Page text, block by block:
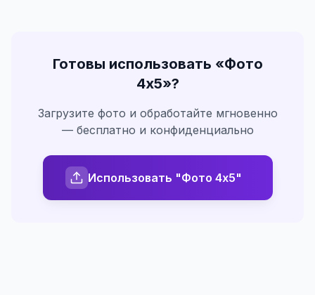
Готовы использовать «Фото
4х5»?
Загрузите фото и обработайте мгновенно
— бесплатно и конфиденциально
Использовать "Фото 4х5"